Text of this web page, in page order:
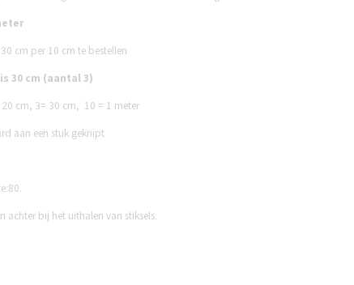
cm per 10 cm te bestellen
30 cm (aantal 3)
20 cm, 3= 30 cm, 10 = 1 meter
aan een stuk geknipt
achter bij het uithalen van stiksels.